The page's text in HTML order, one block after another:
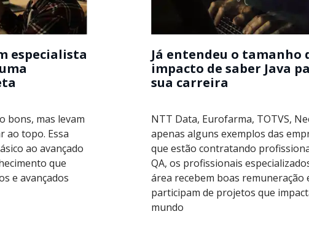
especialista
bons, mas levam
ao topo. Essa
ao avançado
que
e avançados
Já entendeu o tamanho
impacto de saber Java
sua carreira
NTT Data, Eurofarma, TOTVS,
apenas alguns exemplos das
que estão contratando
QA, os profissionais
área recebem boas remuneração
participam de projetos que
mundo